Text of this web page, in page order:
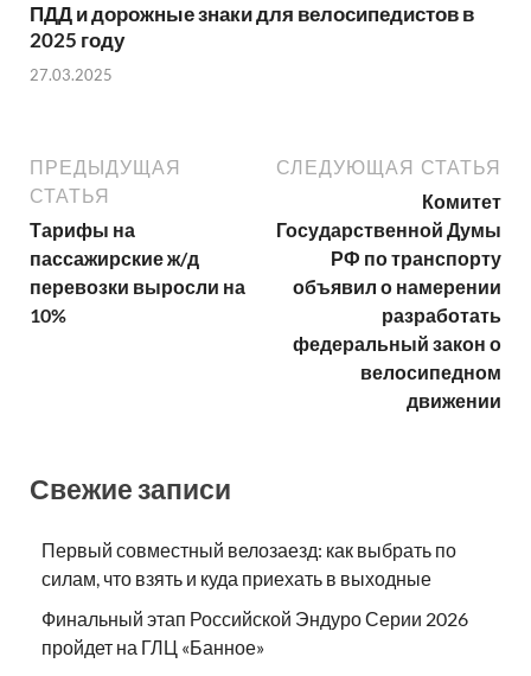
ПДД и дорожные знаки для велосипедистов в
2025 году
27.03.2025
ПРЕДЫДУЩАЯ
СТАТЬЯ
Тарифы на
пассажирские ж/д
перевозки выросли на
10%
СЛЕДУЮЩАЯ СТАТЬЯ
Комитет
Государственной Думы
РФ по транспорту
объявил о намерении
разработать
федеральный закон о
велосипедном
движении
Свежие записи
Первый совместный велозаезд: как выбрать по
силам, что взять и куда приехать в выходные
Финальный этап Российской Эндуро Серии 2026
пройдет на ГЛЦ «Банное»